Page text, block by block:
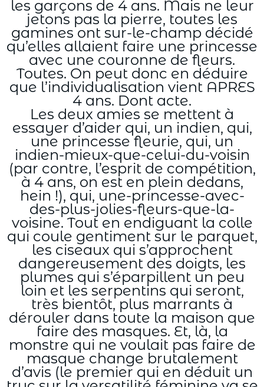
les garçons de 4 ans. Mais ne leur
jetons pas la pierre, toutes les
gamines ont sur-le-champ décidé
qu’elles allaient faire une princesse
avec une couronne de fleurs.
Toutes. On peut donc en déduire
que l’individualisation vient APRES
4 ans. Dont acte.
Les deux amies se mettent à
essayer d’aider qui, un indien, qui,
une princesse fleurie, qui, un
indien-mieux-que-celui-du-voisin
(par contre, l’esprit de compétition,
à 4 ans, on est en plein dedans,
hein !), qui, une-princesse-avec-
des-plus-jolies-fleurs-que-la-
voisine. Tout en endiguant la colle
qui coule gentiment sur le parquet,
les ciseaux qui s’approchent
dangereusement des doigts, les
plumes qui s’éparpillent un peu
loin et les serpentins qui seront,
très bientôt, plus marrants à
dérouler dans toute la maison que
faire des masques. Et, là, la
monstre qui ne voulait pas faire de
masque change brutalement
d’avis (le premier qui en déduit un